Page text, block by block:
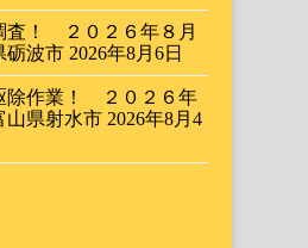
査！ ２０２６年８月
波市 2026年8月6日
除作業！ ２０２６年
県射水市 2026年8月4